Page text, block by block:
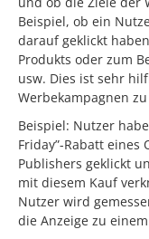
Beispiel, ob ein
darauf geklickt
Produkts oder zum
usw. Dies ist sehr
Werbekampagnen
Beispiel: Nutzer
Friday”-Rabatt eines
Publishers geklickt
mit diesem Kauf
Nutzer wird
die Anzeige zu